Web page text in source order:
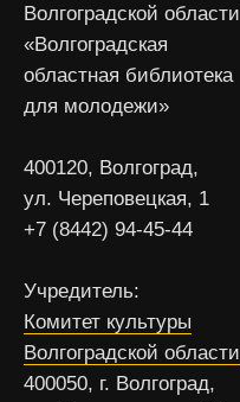
Волгоградской области
«Волгоградская
областная библиотека
для молодежи»
400120, Волгоград,
ул. Череповецкая, 1
+7 (8442) 94-45-44
Учредитель:
Комитет культуры
Волгоградской области
400050, г. Волгоград,